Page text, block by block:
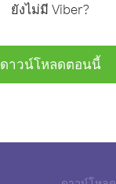
ยังไม่มี Viber?
ดาวน์โหลดตอนนี้